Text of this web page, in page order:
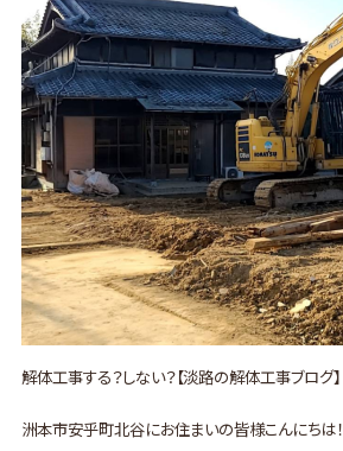
解体工事する？しない？【淡路の解体工事ブログ】
洲本市安乎町北谷にお住まいの皆様こんにちは！